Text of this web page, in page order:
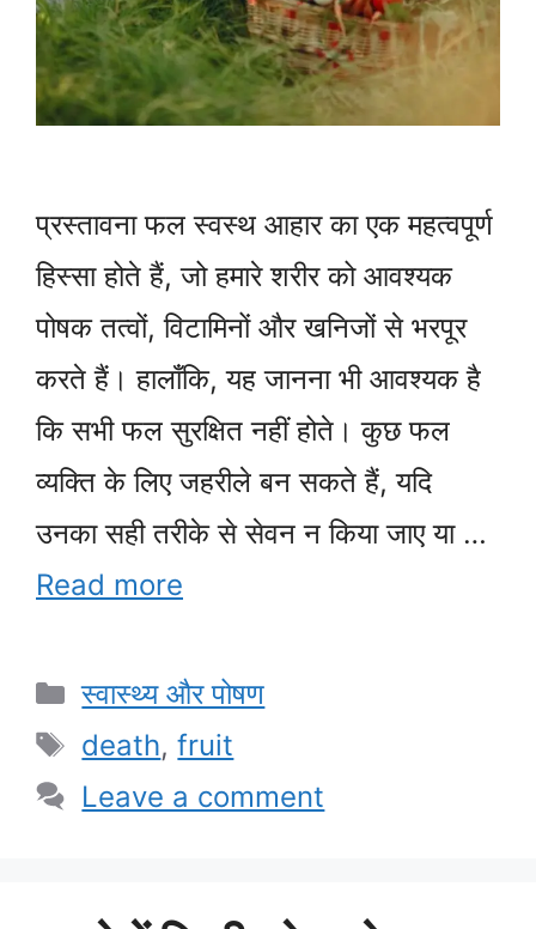
प्रस्तावना फल स्वस्थ आहार का एक महत्वपूर्ण
हिस्सा होते हैं, जो हमारे शरीर को आवश्यक
पोषक तत्वों, विटामिनों और खनिजों से भरपूर
करते हैं। हालाँकि, यह जानना भी आवश्यक है
कि सभी फल सुरक्षित नहीं होते। कुछ फल
व्यक्ति के लिए जहरीले बन सकते हैं, यदि
उनका सही तरीके से सेवन न किया जाए या …
Read more
Categories
स्वास्थ्य और पोषण
Tags
death,fruit
Leave a comment